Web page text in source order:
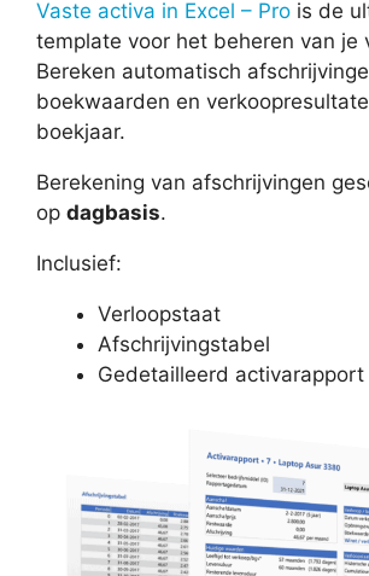
Vaste activa in Excel – Pro is de
template voor het beheren van je
Bereken automatisch
boekwaarden en
boekjaar.
Berekening van afschrijvingen
op dagbasis.
Inclusief:
Verloopstaat
Afschrijvingstabel
Gedetailleerd activarapport